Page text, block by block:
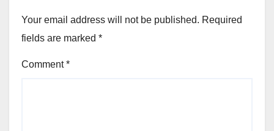
Your email address will not be published. Required
fields are marked *
Comment*